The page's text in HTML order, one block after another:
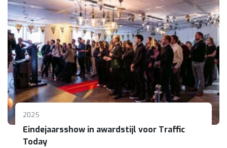
2025
Eindejaarsshow in awardstijl voor Traffic
Today